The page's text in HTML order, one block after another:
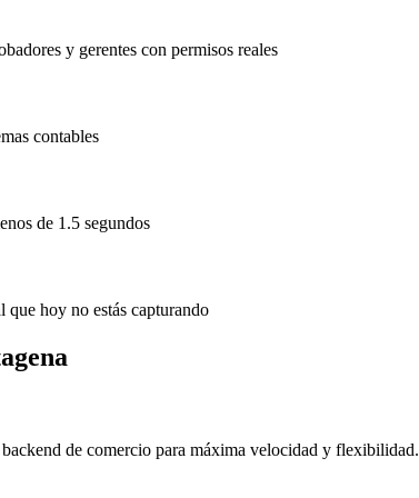
y gerentes con permisos reales
contables
de 1.5 segundos
que hoy no estás capturando
de comercio para máxima velocidad y flexibilidad.